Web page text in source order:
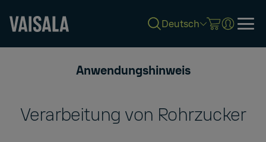
Deutsch
Anwendungshinweis
Verarbeitung von Rohrzucker